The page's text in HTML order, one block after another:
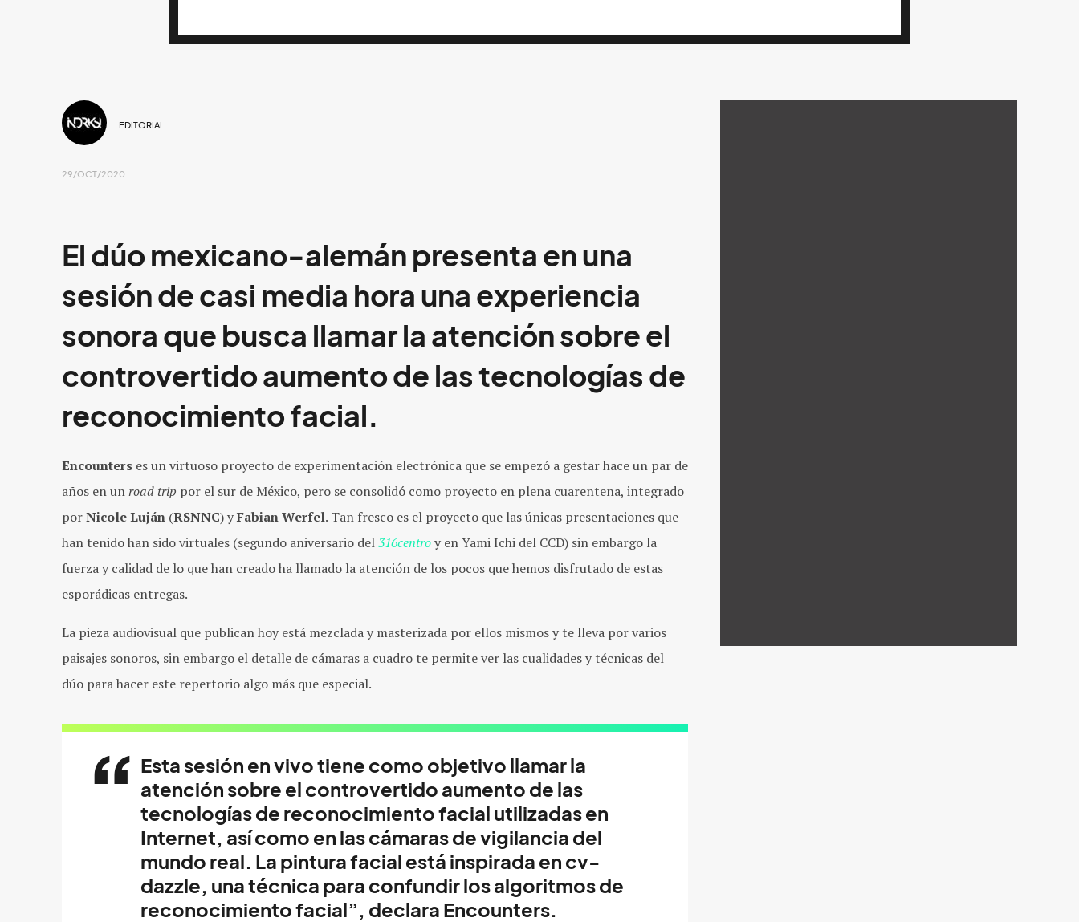
EDITORIAL
29/OCT/2020
El dúo mexicano-alemán presenta en una
sesión de casi media hora una experiencia
sonora que busca llamar la atención sobre el
controvertido aumento de las tecnologías de
reconocimiento facial.
Encounters es un virtuoso proyecto de experimentación electrónica que se empezó a gestar hace un par de
años en unroad trip por el sur de México, pero se consolidó como proyecto en plena cuarentena, integrado
porNicole Luján (RSNNC) yFabian Werfel. Tan fresco es el proyecto que las únicas presentaciones que
han tenido han sido virtuales (segundo aniversario del316centroy en Yami Ichi del CCD) sin embargo la
fuerza y calidad de lo que han creado ha llamado la atención de los pocos que hemos disfrutado de estas
esporádicas entregas.
La pieza audiovisual que publican hoy está mezclada y masterizada por ellos mismos y te lleva por varios
paisajes sonoros, sin embargo el detalle de cámaras a cuadro te permite ver las cualidades y técnicas del
dúo para hacer este repertorio algo más que especial.
Esta sesión en vivo tiene como objetivo llamar la
atención sobre el controvertido aumento de las
tecnologías de reconocimiento facial utilizadas en
Internet, así como en las cámaras de vigilancia del
mundo real. La pintura facial está inspirada en cv-
dazzle, una técnica para confundir los algoritmos de
reconocimiento facial”, declara Encounters.